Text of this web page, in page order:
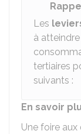
Les
à
tertiaires
suivants :
En savoir
Une foire